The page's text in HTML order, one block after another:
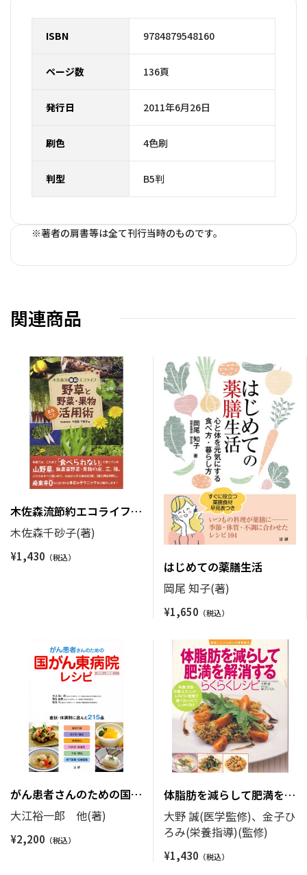
ISBN 9784879548160
ページ数 136頁
発行日 2011年6月26日
刷色 4色刷
判型 B5判
※著者の肩書等は全て刊行当時のものです。
関連商品
木佐森流節約エコライフ
野草と野菜・果物まるごと
木佐森千砂子(著)
¥1,430
はじめての薬膳生活
岡尾 知子(著)
¥1,650
がん患者さんのための国が
ん東病院レシピ
大江裕一郎 他(著)
¥2,200
体脂肪を減らして肥満を解
消するらくらくレシピ
大野 誠(医学監修)、金子ひ
ろみ(栄養指導)(監修)
¥1,430